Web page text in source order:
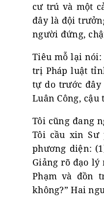
cư trú và một
đây là đội
người đứng,
Tiêu mỗ lại
trị Pháp luật
tự do trước đây
Luân Công,
Tôi cũng đang
Tôi cầu xin
phương diện:
Giảng rõ đạo
Phạm và đồn
không?” Hai